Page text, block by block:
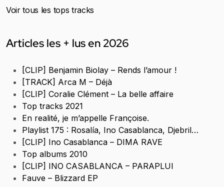
Voir tous les tops tracks
Articles les + lus en 2026
[CLIP] Benjamin Biolay – Rends l’amour !
[TRACK] Arca M – Déjà
[CLIP] Coralie Clément – La belle affaire
Top tracks 2021
En realité, je m’appelle Françoise.
Playlist 175 : Rosalía, Ino Casablanca, Djebril…
[CLIP] Ino Casablanca – DIMA RAVE
Top albums 2010
[CLIP] INO CASABLANCA – PARAPLUI
Fauve – Blizzard EP